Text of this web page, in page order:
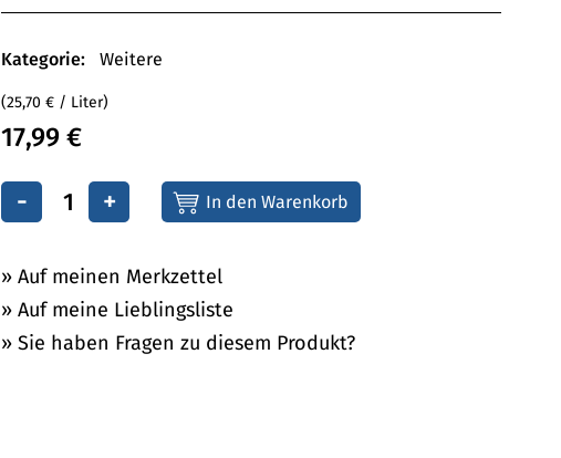
Kategorie: Weitere
(25,70 € / Liter)
17,99 €
- +
» Auf meinen Merkzettel
» Auf meine Lieblingsliste
» Sie haben Fragen zu diesem Produkt?